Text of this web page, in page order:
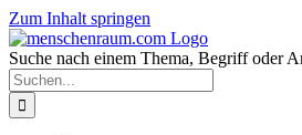
Zum Inhalt springen
Suche nach einem Thema, Begriff oder